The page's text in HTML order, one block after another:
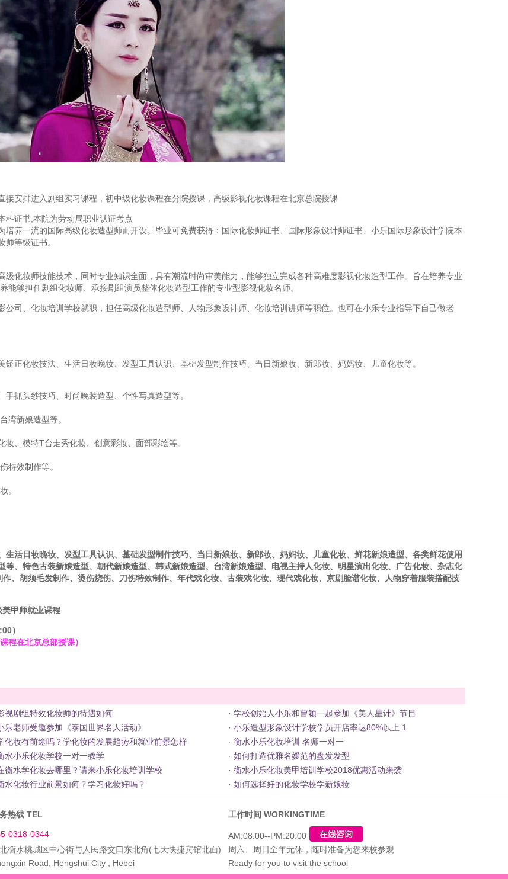
接安排进入剧组实习课程，初中级化妆课程在分院授课，高级影视化妆课程在北京总院授课
科证书,本院为劳动局职业认证考点
养一流的国际高级化妆造型师而开设。毕业可免费获得：国际化妆师证书、国际形象设计师证书、小乐国际形象设计学院本
等级证书。
化妆师技能技术，同时专业知识全面，具有潮流时尚审美能力，能够独立完成各种高难度影视化妆造型工作。旨在培养专业
够担任剧组化妆师、承接剧组演员整体化妆造型工作的专业型影视化妆名师。
司、化妆培训学校就职，担任高级化妆造型师、人物形象设计师、化妆培训讲师等职位。也可在小乐专业指导下自己做老
正化妆技法、生活日妆晚妆、发型工具认识、基础发型制作技巧、当日新娘妆、新郎妆、妈妈妆、儿童化妆等。
抓头纱技巧、时尚晚装造型、个性写真造型等。
湾新娘造型等。
、模特T台走秀化妆、创意彩妆、面部彩绘等。
特效制作等。
。
活日妆晚妆、发型工具认识、基础发型制作技巧、当日新娘妆、新郎妆、妈妈妆、儿童化妆、鲜花新娘造型、各类鲜花使用
、特色古装新娘造型、朝代新娘造型、韩式新娘造型、台湾新娘造型、电视主持人化妆、明星演出化妆、广告化妆、杂志化
、胡须毛发制作、烫伤烧伤、刀伤特效制作、年代戏化妆、古装戏化妆、现代戏化妆、京剧脸谱化妆、人物穿着服装搭配技
甲师就业课程
）
程在北京总部授课）
视剧组特效化妆师的待遇如何 · 学校创始人小乐和曹颖一起参加《美人星计》节目
乐老师受邀参加《泰国世界名人活动》 · 小乐造型形象设计学校学员开店率达80%以上 1
化妆有前途吗？学化妆的发展趋势和就业前景怎样 · 衡水小乐化妆培训 名师一对一
水小乐化妆学校一对一教学 · 如何打造优雅名媛范的盘发发型
衡水学化妆去哪里？请来小乐化妆培训学校 · 衡水小乐化妆美甲培训学校2018优惠活动来袭
水化妆行业前景如何？学习化妆好吗？ · 如何选择好的化妆学校学新娘妆
热线 TEL 工作时间 WORKINGTIME
0318-0344
AM:08:00--PM:20:00
衡水桃城区中心街与人民路交口东北角(七天快捷宾馆北面)
周六、周日全年无休，随时准备为您来校参观
Road, Hengshui City , Hebei Ready for you to visit the school